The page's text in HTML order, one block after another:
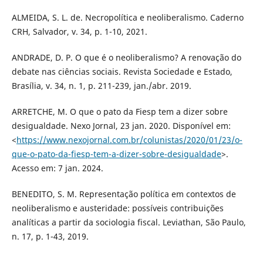
ALMEIDA, S. L. de. Necropolítica e neoliberalismo. Caderno
CRH, Salvador, v. 34, p. 1-10, 2021.
ANDRADE, D. P. O que é o neoliberalismo? A renovação do
debate nas ciências sociais. Revista Sociedade e Estado,
Brasília, v. 34, n. 1, p. 211-239, jan./abr. 2019.
ARRETCHE, M. O que o pato da Fiesp tem a dizer sobre
desigualdade. Nexo Jornal, 23 jan. 2020. Disponível em:
<https://www.nexojornal.com.br/colunistas/2020/01/23/o-
que-o-pato-da-fiesp-tem-a-dizer-sobre-desigualdade>.
Acesso em: 7 jan. 2024.
BENEDITO, S. M. Representação política em contextos de
neoliberalismo e austeridade: possíveis contribuições
analíticas a partir da sociologia fiscal. Leviathan, São Paulo,
n. 17, p. 1-43, 2019.